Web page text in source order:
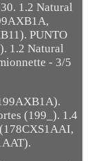
1.2 Natural
PUNTO
1.2 Natural
- 3/5
(199_). 1.4